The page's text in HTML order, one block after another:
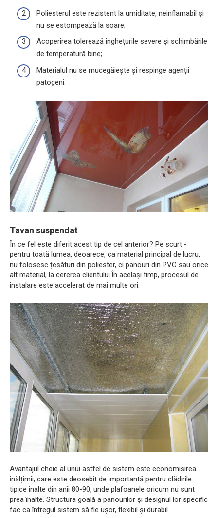
Poliesterul este rezistent la umiditate, neinflamabil și
nu se estompează la soare;
Acoperirea tolerează înghețurile severe și schimbările
de temperatură bine;
Materialul nu se mucegăiește și respinge agenții
patogeni.
Tavan suspendat
În ce fel este diferit acest tip de cel anterior? Pe scurt -
pentru toată lumea, deoarece, ca material principal de lucru,
nu folosesc țesături din poliester, ci panouri din PVC sau orice
alt material, la cererea clientului.În același timp, procesul de
instalare este accelerat de mai multe ori.
Avantajul cheie al unui astfel de sistem este economisirea
înălțimii, care este deosebit de importantă pentru clădirile
tipice înalte din anii 80-90, unde plafoanele oricum nu sunt
prea înalte. Structura goală a panourilor și designul lor specific
fac ca întregul sistem să fie ușor, flexibil și durabil.